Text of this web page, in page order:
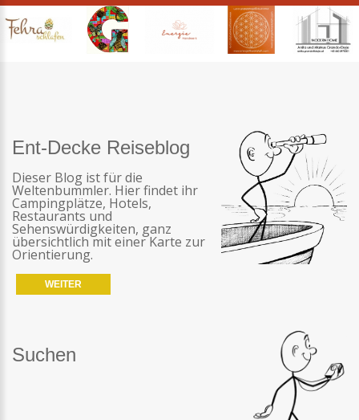
Ent-Decke Reiseblog
Dieser Blog ist für die
Weltenbummler. Hier findet ihr
Campingplätze, Hotels,
Restaurants und
Sehenswürdigkeiten, ganz
übersichtlich mit einer Karte zur
Orientierung.
WEITER
Suchen